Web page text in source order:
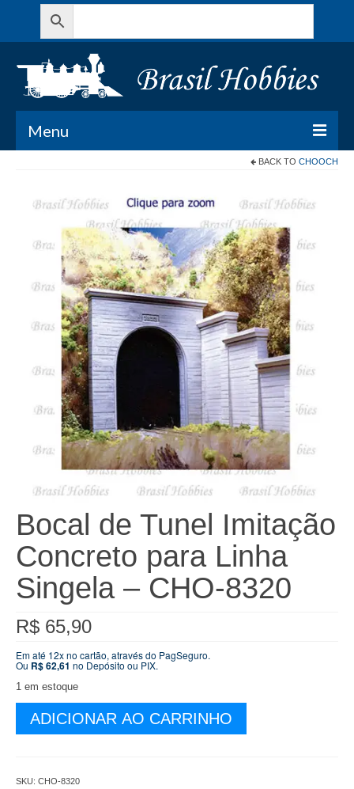
Menu
Meu Carrinho
Minha conta
Contato
BACK TO CHOOCH
Bocal de Tunel Imitação
Concreto para Linha
Singela – CHO-8320
R$ 65,90
Em até 12x no cartão, através do PagSeguro.
Ou R$62,61 no Depósito ou PIX.
1 em estoque
Bocal
ADICIONAR AO CARRINHO
SKU: CHO-8320